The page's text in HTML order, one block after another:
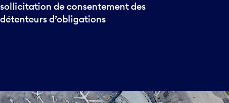
sollicitation de consentement des
détenteurs d’obligations